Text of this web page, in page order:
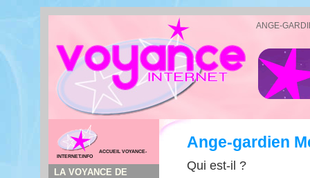
ANGE-
ACCUEIL VOYANCE-
INTERNET.INFO
LA VOYANCE DE
Ange-gardien
Qui est-il ?